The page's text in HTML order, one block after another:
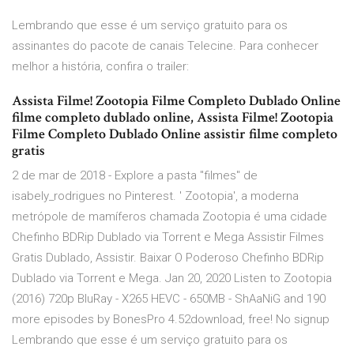
Lembrando que esse é um serviço gratuito para os
assinantes do pacote de canais Telecine. Para conhecer
melhor a história, confira o trailer:
Assista Filme! Zootopia Filme Completo Dublado Online
filme completo dublado online, Assista Filme! Zootopia
Filme Completo Dublado Online assistir filme completo
gratis
2 de mar de 2018 - Explore a pasta "filmes" de
isabely_rodrigues no Pinterest. ' Zootopia', a moderna
metrópole de mamíferos chamada Zootopia é uma cidade
Chefinho BDRip Dublado via Torrent e Mega Assistir Filmes
Gratis Dublado, Assistir. Baixar O Poderoso Chefinho BDRip
Dublado via Torrent e Mega. Jan 20, 2020 Listen to Zootopia
(2016) 720p BluRay - X265 HEVC - 650MB - ShAaNiG and 190
more episodes by BonesPro 4.52download, free! No signup
Lembrando que esse é um serviço gratuito para os